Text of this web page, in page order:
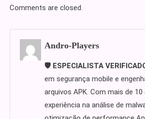
Comments are closed.
Andro-Players
🛡️ ESPECIALISTA
em segurança mobile e
arquivos APK. Com mais de 10
experiência na análise de